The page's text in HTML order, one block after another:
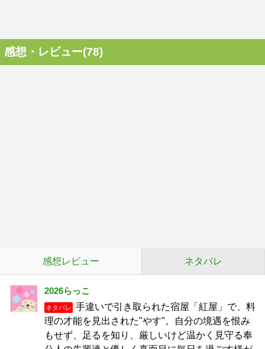
感想・レビュー(78)
感想レビュー ネタバレ
2026らっこ
ネタバレ
手違いで引き取られた宿屋「紅屋」で、料
理の才能を見出された"やす"。自分の境遇を恨み
もせず、足るを知り、厳しいけど温かく見守る奉